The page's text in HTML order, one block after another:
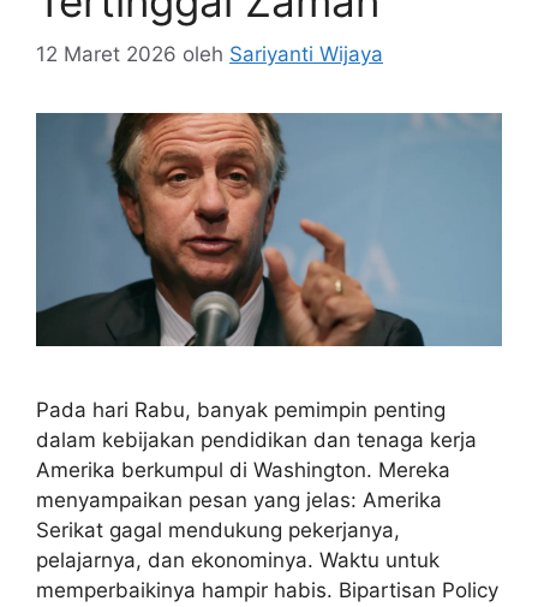
12 Maret 2026 oleh Sariyanti Wijaya
Pada hari Rabu, banyak pemimpin penting
dalam kebijakan pendidikan dan tenaga kerja
Amerika berkumpul di Washington. Mereka
menyampaikan pesan yang jelas: Amerika
Serikat gagal mendukung pekerjanya,
pelajarnya, dan ekonominya. Waktu untuk
memperbaikinya hampir habis. Bipartisan Policy